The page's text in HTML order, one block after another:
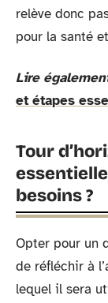
relève donc
pour la santé
Lire
et étapes
Tour
besoins ?
Opter pour un
de réfléchir à
lequel il sera